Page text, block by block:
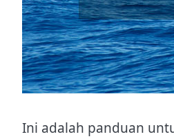
Ini adalah panduan